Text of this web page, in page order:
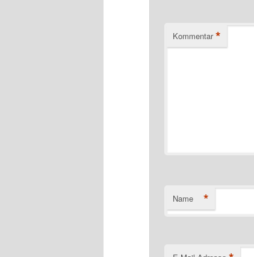
Kommentar *
Name *